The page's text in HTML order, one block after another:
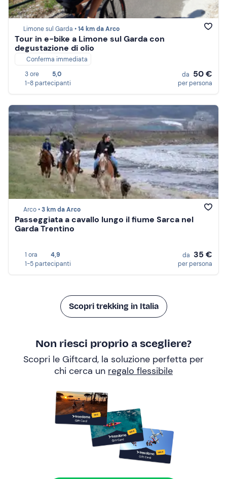
Limone sul Garda •14 km da Arco
Tour in e-bike a Limone sul Garda con
degustazione di olio
Conferma immediata
3 ore
5,0
1-8 partecipanti
da 50 €
per persona
Arco •3 km da Arco
Passeggiata a cavallo lungo il fiume Sarca nel
Garda Trentino
1 ora
4,9
1-5 partecipanti
da 35 €
per persona
Scopri trekking in Italia
Non riesci proprio a scegliere?
Scopri le Giftcard, la soluzione perfetta per
chi cerca un regalo flessibile